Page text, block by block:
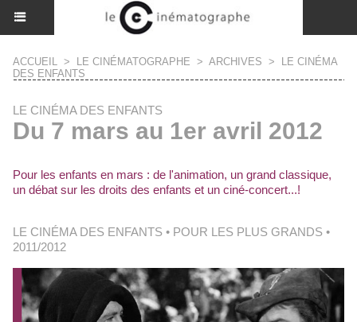
ACCUEIL > LE CINÉMATOGRAPHE > ARCHIVES >
LE CINÉMA
DES ENFANTS
LE CINÉMA DES ENFANTS
Du 7 mars au 1er avril 2012
Pour les enfants en mars : de l'animation, un grand classique,
un débat sur les droits des enfants et un ciné-concert...!
LE CINÉMA DES ENFANTS • POUR LES PLUS GRANDS •
2011/2012